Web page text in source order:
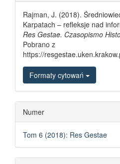
Rajman, J. (2018).
Karpatach – refleksje nad
Res Gestae. Czasopismo
Pobrano z
https://
Formaty cytowań
Numer
Tom 6 (2018): Res Gestae